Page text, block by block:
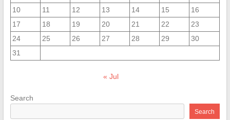
10
11 12 13 14 15
16
17
18 19 20 21 22
23
24
25 26 27 28 29
30
31
« Jul
Search
Search